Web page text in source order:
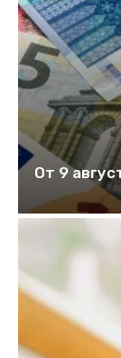
От 9